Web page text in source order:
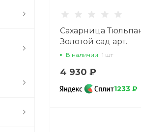
Сахарница
Золотой сад арт.
80.00009.00.1
В наличии 1 шт
4 930 ₽
1233 ₽